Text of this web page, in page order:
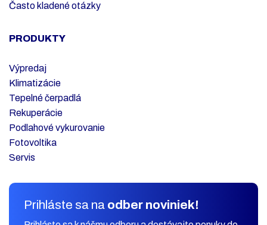
Často kladené otázky
PRODUKTY
Výpredaj
Klimatizácie
Tepelné čerpadlá
Rekuperácie
Podlahové vykurovanie
Fotovoltika
Servis
Prihláste sa na odber noviniek!